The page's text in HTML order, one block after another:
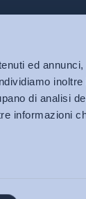
ed
di analisi
informazioni